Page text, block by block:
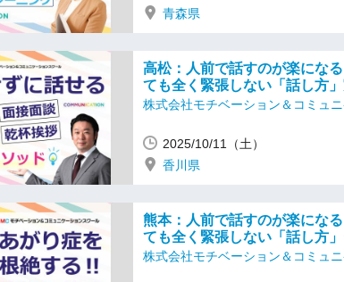
青森県
高松：人前で話すのが楽にな
ても全く緊張しない「話し方
株式会社モチベーション＆コミュ
2025/10/11（土）
香川県
熊本：人前で話すのが楽にな
ても全く緊張しない「話し方
株式会社モチベーション＆コミュ